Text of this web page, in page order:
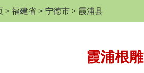
> 福建省 > 宁德市 > 霞浦县
霞浦根雕